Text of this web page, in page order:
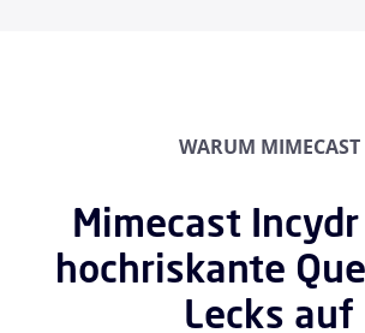
WARUM MIMECAST
Mimecast
hochriskante
Lecks auf